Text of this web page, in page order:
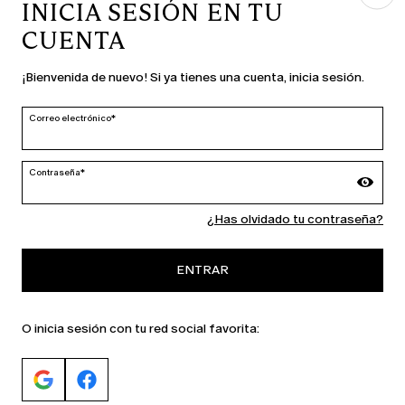
PAÍS E IDIOMA
España | es
MARINA RINALDI
INICIA SESIÓN EN TU
CUENTA
¡Bienvenida de nuevo! Si ya tienes una cuenta, inicia sesión.
Correo electrónico*
Contraseña*
¿Has olvidado tu contraseña?
ENTRAR
O inicia sesión con tu red social favorita: